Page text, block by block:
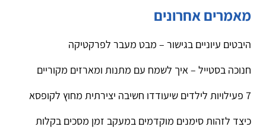
מאמרים אחרונים
היבטים עיוניים בגישור – מבט מעבר לפרקטיקה
חנוכה בסטייל – איך לשמח עם מתנות ומארזים מקוריים
7 פעילויות לילדים שיעודדו חשיבה יצירתית מחוץ לקופסא
כיצד לזהות סימנים מוקדמים במעקב זמן מסכים בקלות